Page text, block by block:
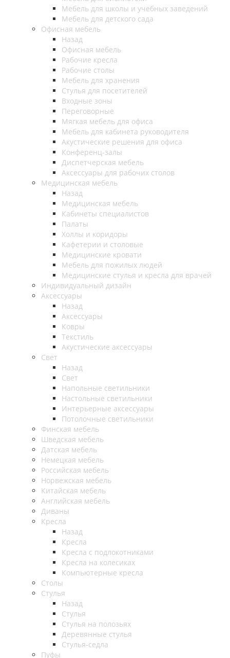
Мебель для школы и учебных заведений
Мебель для детского сада
Офисная мебель
Назад
Офисная мебель
Рабочие кресла
Рабочие столы
Мебель для хранения
Стулья для посетителей
Входные зоны
Переговорные
Мягкая мебель для офиса
Мебель для кабинета руководителя
Акустические решения для офиса
Конференц-залы
Диспетчерская мебель
Аксессуары для рабочих столов
Медицинская мебель
Назад
Медицинская мебель
Кабинеты специалистов
Палаты
Холлы и коридоры
Кафетерии и столовые
Медицинские кровати
Мебель для пожилых людей
Медицинские стулья и кресла для врачей
Индивидуальный дизайн
Аксессуары
Назад
Аксессуары
Ковры
Текстиль
Акустические аксессуары
Свет
Назад
Свет
Напольные светильники
Настольные светильники
Интерьерные аксессуары
Потолочные светильники
Финская мебель
Шведская мебель
Датская мебель
Немецкая мебель
Российская мебель
Норвежская мебель
Китайская мебель
Английская мебель
Диваны
Кресла
Назад
Кресла
Кресла с подлокотниками
Кресла на колесиках
Компьютерные кресла
Столы
Стулья
Назад
Стулья
Стулья на полозьях
Деревянные стулья
Стулья-седла
Пуфы